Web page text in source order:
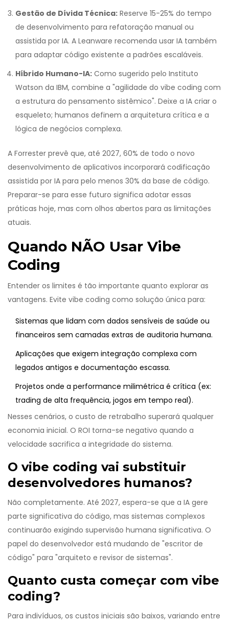
Gestão de Dívida Técnica: Reserve 15-25% do tempo
de desenvolvimento para refatoração manual ou
assistida por IA. A Leanware recomenda usar IA também
para adaptar código existente a padrões escaláveis.
Híbrido Humano-IA: Como sugerido pelo Instituto
Watson da IBM, combine a "agilidade do vibe coding com
a estrutura do pensamento sistêmico". Deixe a IA criar o
esqueleto; humanos definem a arquitetura crítica e a
lógica de negócios complexa.
A Forrester prevê que, até 2027, 60% de todo o novo
desenvolvimento de aplicativos incorporará codificação
assistida por IA para pelo menos 30% da base de código.
Preparar-se para esse futuro significa adotar essas
práticas hoje, mas com olhos abertos para as limitações
atuais.
Quando NÃO Usar Vibe
Coding
Entender os limites é tão importante quanto explorar as
vantagens. Evite vibe coding como solução única para:
Sistemas que lidam com dados sensíveis de saúde ou
financeiros sem camadas extras de auditoria humana.
Aplicações que exigem integração complexa com
legados antigos e documentação escassa.
Projetos onde a performance milimétrica é crítica (ex:
trading de alta frequência, jogos em tempo real).
Nesses cenários, o custo de retrabalho superará qualquer
economia inicial. O ROI torna-se negativo quando a
velocidade sacrifica a integridade do sistema.
O vibe coding vai substituir
desenvolvedores humanos?
Não completamente. Até 2027, espera-se que a IA gere
parte significativa do código, mas sistemas complexos
continuarão exigindo supervisão humana significativa. O
papel do desenvolvedor está mudando de "escritor de
código" para "arquiteto e revisor de sistemas".
Quanto custa começar com vibe
coding?
Para indivíduos, os custos iniciais são baixos, variando entre